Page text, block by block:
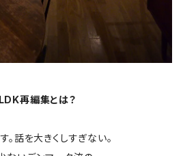
再編集とは？
。話を大きくしすぎない。